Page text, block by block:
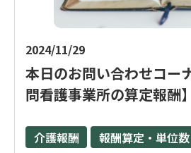
2024/11/29
本日のお問い合わせコー
問看護事業所の算定報酬】
介護報酬
報酬算定・単位数